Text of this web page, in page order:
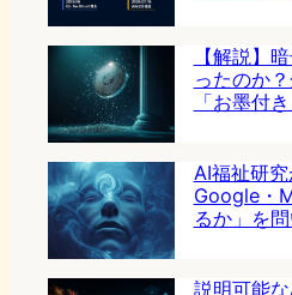
【解説】
ったのか
「お墨付
AI福祉研
Google・
るか」を
説明可能